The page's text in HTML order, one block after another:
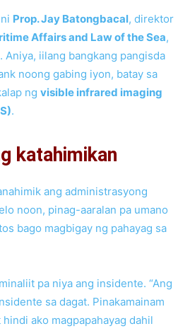
Prop. Jay Batongbacal, direktor
Affairs and Law of the Sea,
Aniya, iilang bangkang pangisda
noong gabing iyon, batay sa
ng visible infrared imaging
.
katahimikan
ang administrasyong
noon, pinag-aaralan pa umano
bago magbigay ng pahayag sa
pa niya ang insidente. “Ang
sa dagat. Pinakamainam
ako magpapahayag dahil